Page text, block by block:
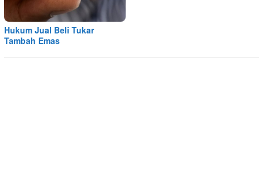
Hukum Jual Beli Tukar
Tambah Emas